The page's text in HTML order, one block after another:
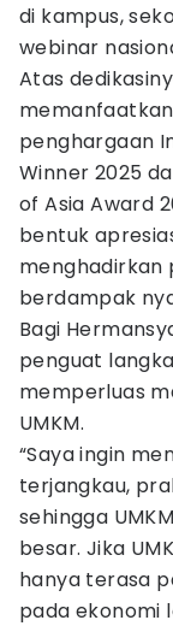
di kampus,
webinar
Atas
penghargaan
Winner 2025
of Asia Award
bentuk
menghadirkan
berdampak
Bagi
penguat
memperluas
UMKM.
“Saya ingin
terjangkau,
sehingga
besar. Jika
hanya terasa
pada ekonomi